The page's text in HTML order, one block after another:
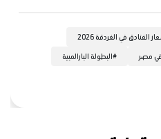
الفنادق في الغردقة 2026
في مصر #البطولة البارالمبية